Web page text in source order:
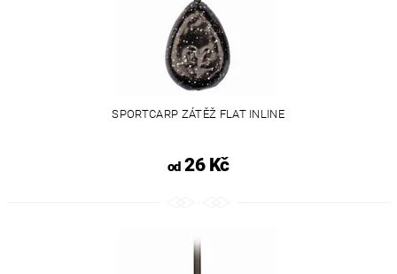
SPORTCARP ZÁTĚŽ FLAT INLINE
od26 Kč